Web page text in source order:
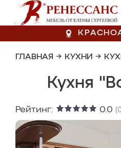
ГЛАВНАЯ → КУХНИ →
Кухня
Рейтинг: 0.0 (